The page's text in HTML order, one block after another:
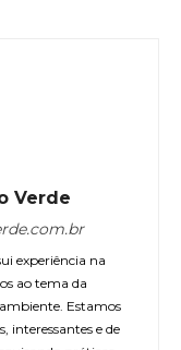
Verde
experiência na
ao tema da
Estamos
interessantes e de